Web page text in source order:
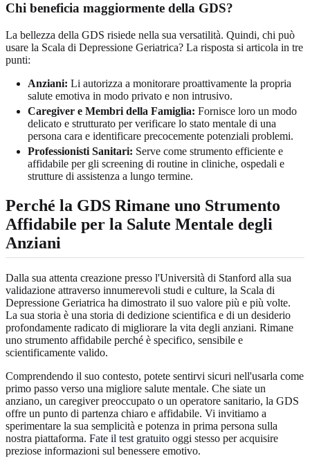
Chi beneficia maggiormente della GDS?
La bellezza della GDS risiede nella sua versatilità. Quindi, chi può
usare la Scala di Depressione Geriatrica? La risposta si articola in tre
punti:
Anziani: Li autorizza a monitorare proattivamente la propria
salute emotiva in modo privato e non intrusivo.
Caregiver e Membri della Famiglia: Fornisce loro un modo
delicato e strutturato per verificare lo stato mentale di una
persona cara e identificare precocemente potenziali problemi.
Professionisti Sanitari: Serve come strumento efficiente e
affidabile per gli screening di routine in cliniche, ospedali e
strutture di assistenza a lungo termine.
Perché la GDS Rimane uno Strumento
Affidabile per la Salute Mentale degli
Anziani
Dalla sua attenta creazione presso l'Università di Stanford alla sua
validazione attraverso innumerevoli studi e culture, la Scala di
Depressione Geriatrica ha dimostrato il suo valore più e più volte.
La sua storia è una storia di dedizione scientifica e di un desiderio
profondamente radicato di migliorare la vita degli anziani. Rimane
uno strumento affidabile perché è specifico, sensibile e
scientificamente valido.
Comprendendo il suo contesto, potete sentirvi sicuri nell'usarla come
primo passo verso una migliore salute mentale. Che siate un
anziano, un caregiver preoccupato o un operatore sanitario, la GDS
offre un punto di partenza chiaro e affidabile. Vi invitiamo a
sperimentare la sua semplicità e potenza in prima persona sulla
nostra piattaforma. Fate il test gratuito oggi stesso per acquisire
preziose informazioni sul benessere emotivo.